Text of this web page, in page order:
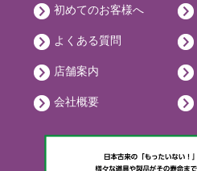
初めてのお客様へ
よくある質問
店舗案内
会社概要